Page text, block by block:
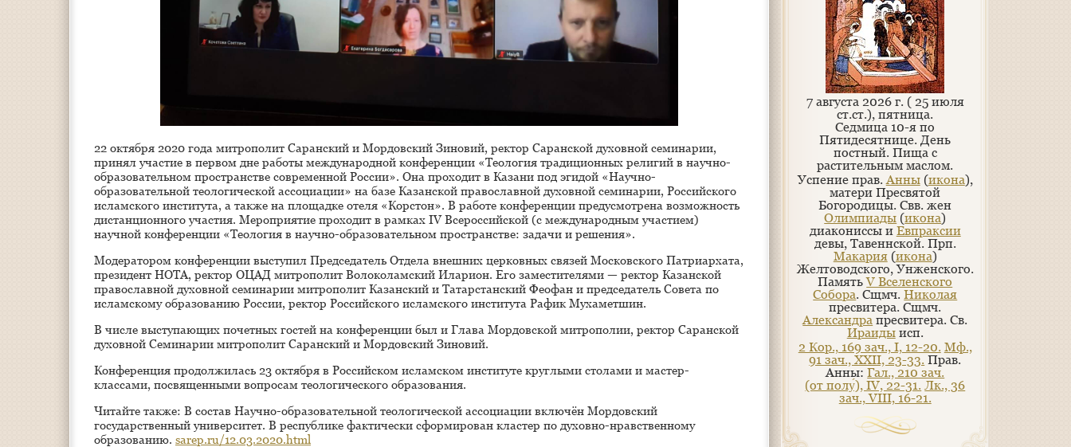
22 октября 2020 года митрополит Саранский и Мордовский Зиновий, ректор Саранской духовной семинарии,
принял участие в первом дне работы международной конференции «Теология традиционных религий в научно-
образовательном пространстве современной России». Она проходит в Казани под эгидой «Научно-
образовательной теологической ассоциации» на базе Казанской православной духовной семинарии, Российского
исламского института, а также на площадке отеля «Корстон». В работе конференции предусмотрена возможность
дистанционного участия. Мероприятие проходит в рамках IV Всероссийской (с международным участием)
научной конференции «Теология в научно-образовательном пространстве: задачи и решения».
Модератором конференции выступил Председатель Отдела внешних церковных связей Московского Патриархата,
президент НОТА, ректор ОЦАД митрополит Волоколамский Иларион. Его заместителями — ректор Казанской
православной духовной семинарии митрополит Казанский и Татарстанский Феофан и председатель Совета по
исламскому образованию России, ректор Российского исламского института Рафик Мухаметшин.
В числе выступающих почетных гостей на конференции был и Глава Мордовской митрополии, ректор Саранской
духовной Семинарии митрополит Саранский и Мордовский Зиновий.
Конференция продолжилась 23 октября в Российском исламском институте круглыми столами и мастер-
классами, посвященными вопросам теологического образования.
Читайте также: В состав Научно-образовательной теологической ассоциации включён Мордовский
государственный университет. В республике фактически сформирован кластер по духовно-нравственному
образованию. sarep.ru/12.03.2020.html
7 августа 2026 г. ( 25 июля
ст.ст.), пятница.
Седмица 10-я по
Пятидесятнице. День
постный. Пища с
растительным маслом.
Успение прав.Анны(икона),
матери Пресвятой
Богородицы. Свв. жен
Олимпиады (икона)
диакониссы и Евпраксии
девы, Тавеннской. Прп.
Макария(икона)
Желтоводского, Унженского.
ПамятьV Вселенского
Собора. Сщмч.Николая
пресвитера. Сщмч.
Александра пресвитера. Св.
Ираидыисп.
2 Кор., 169 зач., I, 12-20. Мф.,
91 зач., XXII, 23-33. Прав.
Анны:Гал., 210 зач.
(от полу́), IV, 22-31. Лк., 36
зач., VIII, 16-21.